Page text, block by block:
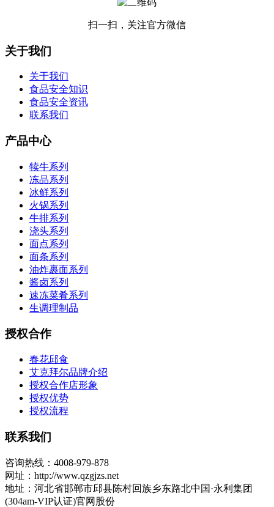
扫一扫，关注官方微信
关于我们
关于我们
食品安全知识
食品安全资讯
联系我们
产品中心
犊牛系列
冻品系列
冰鲜系列
火锅系列
牛排系列
浇头系列
面点系列
面条系列
油炸裹面系列
酱卤系列
速冻菜肴系列
生调理制品
授权合作
春花邱食
艾克拜尔品牌介绍
授权合作店形象
授权优势
授权流程
联系我们
咨询热线：4008-979-878
网址：http://www.qzgjzs.net
地址：河北省邯郸市邱县陈村回族乡东路北中国·永利集团
(304am-VIP认证)官网股份